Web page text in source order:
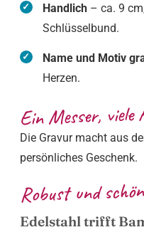
Handlich– ca. 9
Schlüsselbund.
Name und Motiv
Herzen.
Ein Messer, viele
Die Gravur macht aus
persönliches Geschenk.
Robust und schön
Edelstahl trifft